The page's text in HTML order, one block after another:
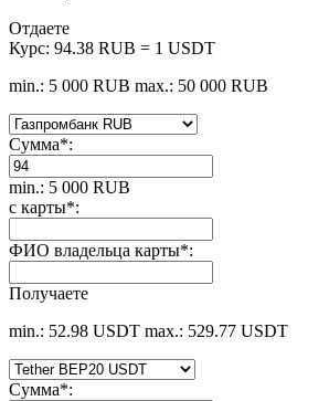
Отдаете
Курс: 94.38 RUB = 1 USDT
min.: 5 000 RUB max.: 50 000 RUB
Сумма*:
min.: 5 000 RUB
с карты*:
ФИО владельца карты*:
Получаете
min.: 52.98 USDT max.: 529.77 USDT
Сумма*: